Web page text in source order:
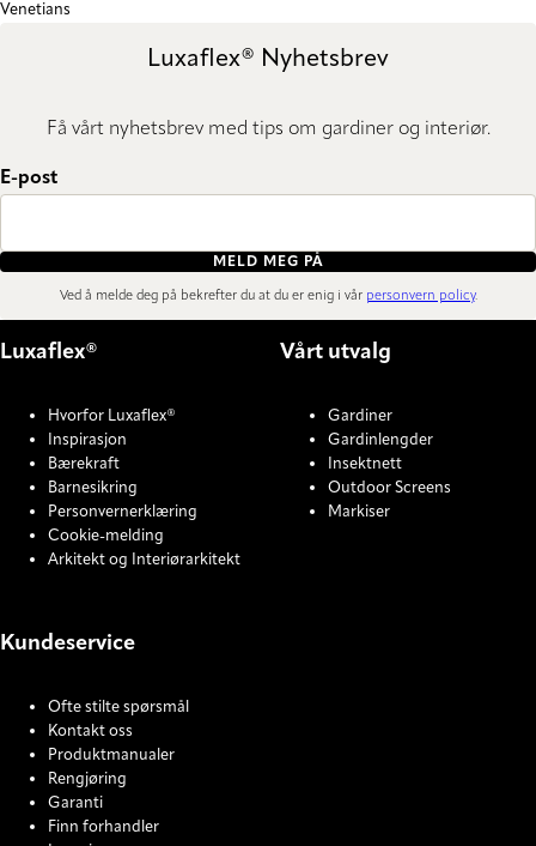
Venetians
Luxaflex® Nyhetsbrev
Få vårt nyhetsbrev med tips om gardiner og interiør.
E-post
MELD MEG PÅ
Ved å melde deg på bekrefter du at du er enig i vår personvern policy.
Luxaflex®
Hvorfor Luxaflex®
Inspirasjon
Bærekraft
Barnesikring
Personvernerklæring
Cookie-melding
Arkitekt og Interiørarkitekt
Vårt utvalg
Gardiner
Gardinlengder
Insektnett
Outdoor Screens
Markiser
Kundeservice
Ofte stilte spørsmål
Kontakt oss
Produktmanualer
Rengjøring
Garanti
Finn forhandler